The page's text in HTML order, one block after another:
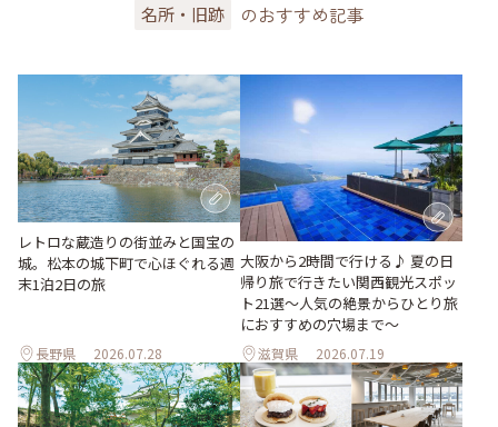
名所・旧跡 のおすすめ記事
レトロな蔵造りの街並みと国宝の
城。松本の城下町で心ほぐれる週
末1泊2日の旅
長野県 2026.07.28
大阪から2時間で行ける♪ 夏の日
帰り旅で行きたい関西観光スポッ
ト21選～人気の絶景からひとり旅
におすすめの穴場まで～
滋賀県 2026.07.19